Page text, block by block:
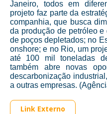
Janeiro, todos em
projeto faz parte da
companhia, que busca
da produção de petróleo
de poços depletados; no
onshore; e no Rio, um
até 100 mil toneladas
também abre novas
descarbonização
a outras empresas.
Link Externo